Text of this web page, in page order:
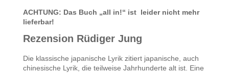
ACHTUNG: Das Buch „all in!“ ist leider nicht mehr
lieferbar!
Rezension Rüdiger Jung
Die klassische japanische Lyrik zitiert japanische, auch
chinesische Lyrik, die teilweise Jahrhunderte alt ist. Eine